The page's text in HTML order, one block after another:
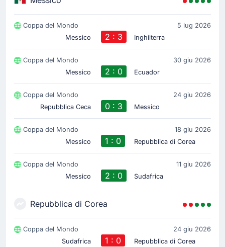
Coppa del Mondo
5 lug 2026
Messico
2 : 3 Inghilterra
Coppa del Mondo
30 giu 2026
Messico
2 : 0 Ecuador
Coppa del Mondo
24 giu 2026
Repubblica Ceca
0 : 3 Messico
Coppa del Mondo
18 giu 2026
Messico
1 : 0 Repubblica di Corea
Coppa del Mondo
11 giu 2026
Messico
2 : 0 Sudafrica
Repubblica di Corea
Coppa del Mondo
24 giu 2026
Sudafrica
1 : 0 Repubblica di Corea